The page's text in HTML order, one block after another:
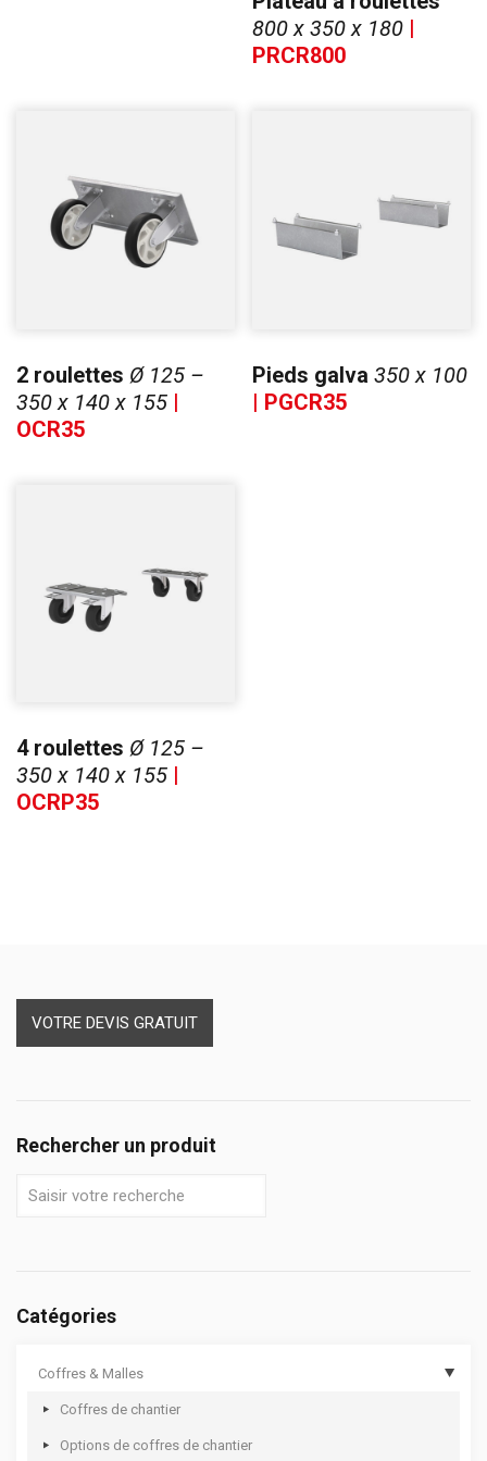
800 x 350 x 180 |
PRCR800
2 roulettes Ø 125 –
350 x 140 x 155 |
OCR35
Pieds galva350 x 100
| PGCR35
4 roulettes Ø 125 –
350 x 140 x 155
OCRP35
VOTRE DEVIS GRATUIT
Rechercher un produit
Catégories
Coffres & Malles
Coffres de chantier
Options de coffres de chantier